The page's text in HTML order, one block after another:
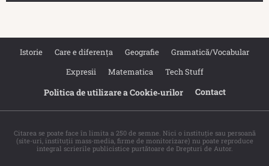
Istorie Care e diferența Geografie
Gramatică/Vocabular
Expresii
Matematica Tech Stuff
Politica de utilizare a Cookie‐urilor Contact
Citarea se poate face în limita a 250 de semne. Nici o instituţie sau persoană
(site-uri, instituţii mass-media, firme de monitorizare) nu poate reproduce
integral scrierile publicistice purtătoare de Drepturi de Autor.